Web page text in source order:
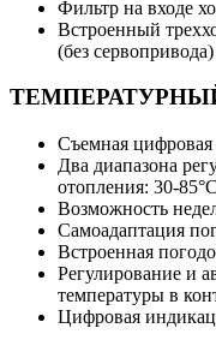
Фильтр на входе
Встроенный
(без
Съемная цифровая
Два диапазона
отопления: 30-
Возможность
Самоадаптация
Встроенная
Регулирование и
температуры в
Цифровая